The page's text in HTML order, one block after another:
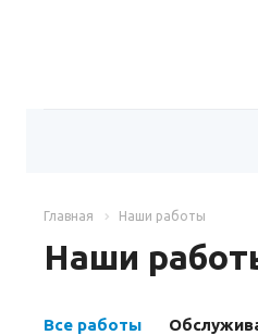
Главная Наши работы
Наши
Все работы